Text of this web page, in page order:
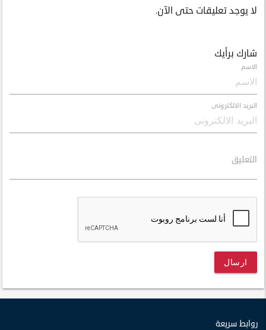
لا يوجد تعليقات حتى الآن.
شارك برأيك
الاسم
البريد الالكترونى
التعليق
ارسال
روابط سريعة